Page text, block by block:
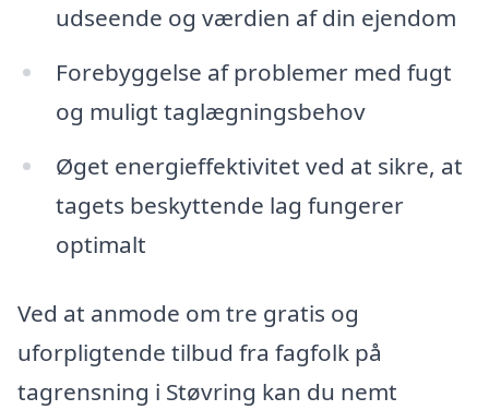
udseende og værdien af din ejendom
Forebyggelse af problemer med fugt
og muligt taglægningsbehov
Øget energieffektivitet ved at sikre, at
tagets beskyttende lag fungerer
optimalt
Ved at anmode om tre gratis og
uforpligtende tilbud fra fagfolk på
tagrensning i Støvring kan du nemt